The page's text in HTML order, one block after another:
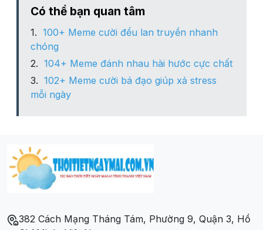
Có thể bạn quan tâm
100+ Meme cười đểu lan truyền nhanh
chóng
104+ Meme đánh nhau hài hước cực chất
102+ Meme cười bá đạo giúp xả stress
mỗi ngày
382 Cách Mạng Tháng Tám, Phường 9, Quận 3, Hồ